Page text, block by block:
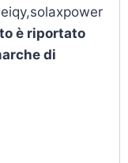
è riportato
di